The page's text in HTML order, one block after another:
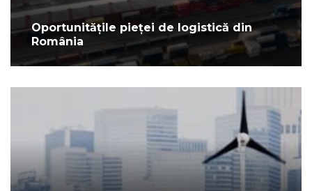
Oportunitățile pieței de logistică din
România